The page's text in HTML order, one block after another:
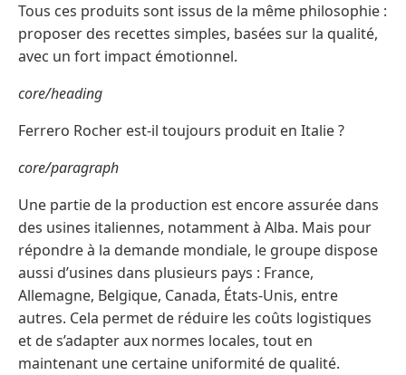
Tous ces produits sont issus de la même philosophie :
proposer des recettes simples, basées sur la qualité,
avec un fort impact émotionnel.
core/heading
Ferrero Rocher est-il toujours produit en Italie ?
core/paragraph
Une partie de la production est encore assurée dans
des usines italiennes, notamment à Alba. Mais pour
répondre à la demande mondiale, le groupe dispose
aussi d’usines dans plusieurs pays : France,
Allemagne, Belgique, Canada, États-Unis, entre
autres. Cela permet de réduire les coûts logistiques
et de s’adapter aux normes locales, tout en
maintenant une certaine uniformité de qualité.